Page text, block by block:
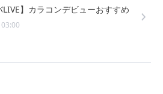
LIVE】カラコンデビューおすすめ